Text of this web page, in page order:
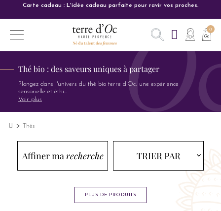
Carte cadeau : L'idée cadeau parfaite pour ravir vos proches.
Thé bio : des saveurs uniques à partager
Plongez dans l'univers du thé bio terre d'Oc, une expérience
sensorielle et éthi...
Voir plus
Thés
Affiner ma recherche TRIER PAR expand_more
PLUS DE PRODUITS